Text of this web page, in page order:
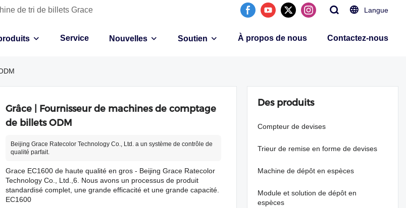
de tri de billets Grace Langue
Service Nouvelles Soutien À propos de nous Contactez-nous
Grâce | Fournisseur de machines de comptage
de billets ODM
Beijing Grace Ratecolor Technology Co., Ltd. a un système de contrôle de
qualité parfait.
Grace EC1600 de haute qualité en gros - Beijing Grace Ratecolor
Technology Co., Ltd.,6. Nous avons un processus de produit
standardisé complet, une grande efficacité et une grande capacité.
EC1600
Des produits
Compteur de devises
Trieur de remise en forme de devises
Machine de dépôt en espèces
Module et solution de dépôt en
espèces